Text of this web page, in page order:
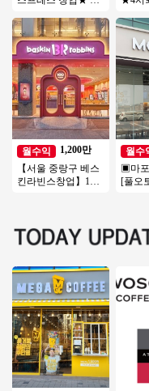
차이 없이 꾸준한 매
장
월수익
1,200만
【서울 중랑구 베스
킨라빈스창업】1번
다 근
월수
▣마
[풀오